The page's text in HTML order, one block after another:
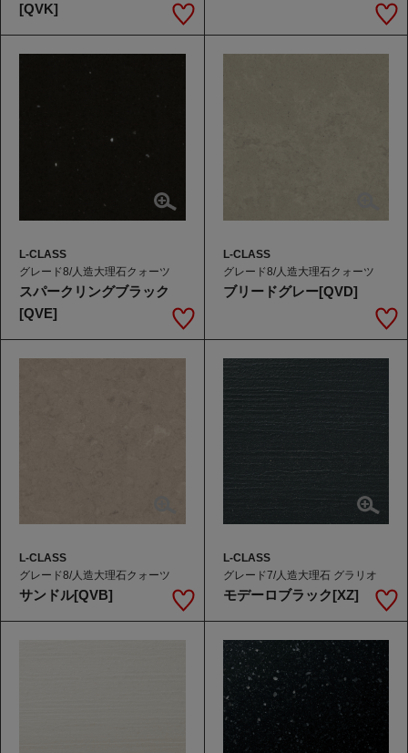
[QVK]
L-CLASS
グレード8/人造大理石クォーツ
スパークリングブラック
[QVE]
L-CLASS
グレード8/人造大理石クォーツ
ブリードグレー[QVD]
L-CLASS
グレード8/人造大理石クォーツ
サンドル[QVB]
L-CLASS
グレード7/人造大理石 グラリオ
モデーロブラック[XZ]